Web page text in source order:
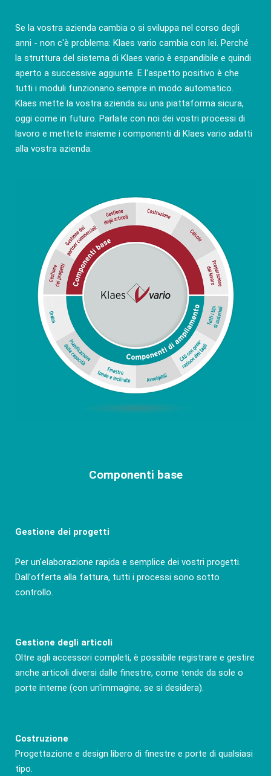
Se la vostra azienda cambia o si sviluppa nel corso degli
anni - non c'è problema: Klaes vario cambia con lei. Perché
la struttura del sistema di Klaes vario è espandibile e quindi
aperto a successive aggiunte. E l'aspetto positivo è che
tutti i moduli funzionano sempre in modo automatico.
Klaes mette la vostra azienda su una piattaforma sicura,
oggi come in futuro. Parlate con noi dei vostri processi di
lavoro e mettete insieme i componenti di Klaes vario adatti
alla vostra azienda.
Componenti base
Gestione dei progetti
Per un'elaborazione rapida e semplice dei vostri progetti.
Dall'offerta alla fattura, tutti i processi sono sotto
controllo.
Gestione degli articoli
Oltre agli accessori completi, è possibile registrare e gestire
anche articoli diversi dalle finestre, come tende da sole o
porte interne (con un'immagine, se si desidera).
Costruzione
Progettazione e design libero di finestre e porte di qualsiasi
tipo.